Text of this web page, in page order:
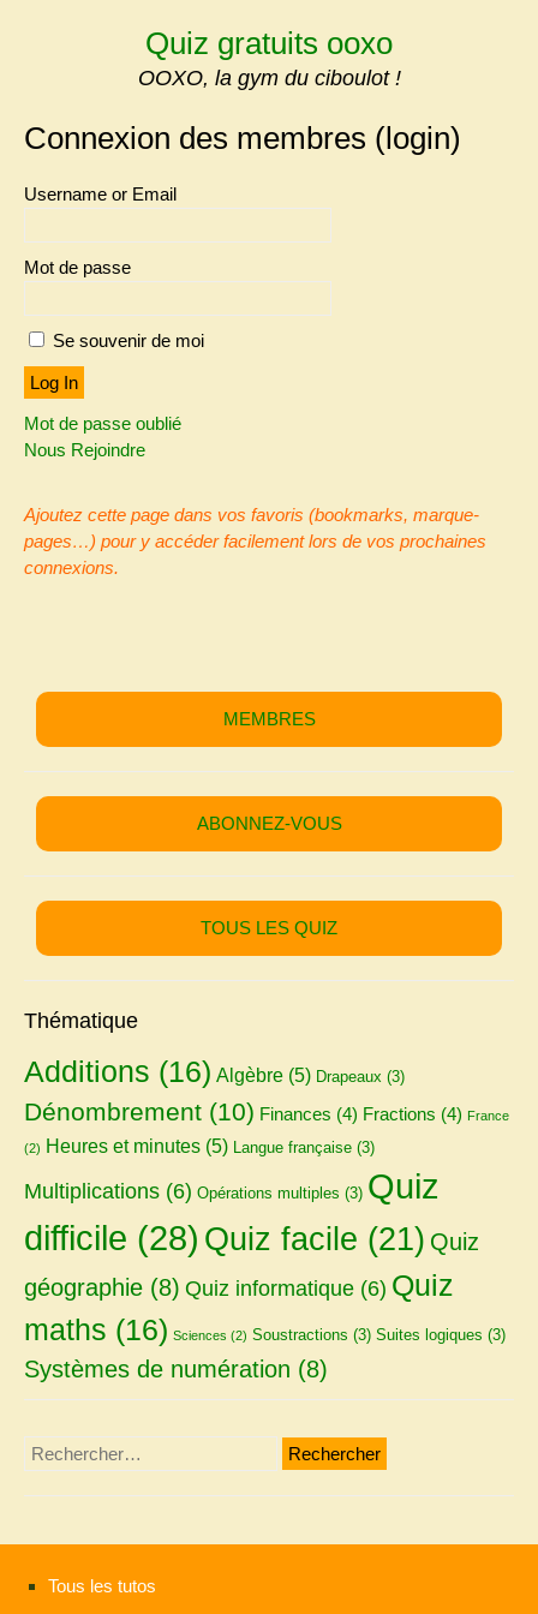
Quiz gratuits ooxo
OOXO, la gym du ciboulot !
Connexion des membres (login)
Username or Email
Mot de passe
Se souvenir de moi
Mot de passe oublié
Nous Rejoindre
Ajoutez cette page dans vos favoris (bookmarks, marque-
pages…) pour y accéder facilement lors de vos prochaines
connexions.
MEMBRES
ABONNEZ-VOUS
TOUS LES QUIZ
Thématique
Additions (16) Algèbre (5) Drapeaux (3)
Dénombrement (10) Finances (4) Fractions (4) France
(2) Heures et minutes (5) Langue française (3)
Multiplications (6) Opérations multiples (3) Quiz
difficile (28) Quiz facile (21) Quiz
géographie (8) Quiz informatique (6) Quiz
maths (16) Sciences (2) Soustractions (3) Suites logiques (3)
Systèmes de numération (8)
Rechercher :
Tous les tutos